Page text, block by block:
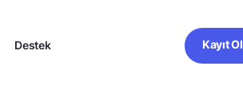
Destek Kayıt Ol